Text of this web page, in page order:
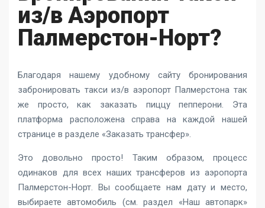
из/в Аэропорт
Палмерстон-Норт?
Благодаря нашему удобному сайту бронирования
забронировать такси из/в аэропорт Палмерстона так
же просто, как заказать пиццу пепперони. Эта
платформа расположена справа на каждой нашей
странице в разделе «Заказать трансфер».
Это довольно просто! Таким образом, процесс
одинаков для всех наших трансферов из аэропорта
Палмерстон-Норт. Вы сообщаете нам дату и место,
выбираете автомобиль (см. раздел «Наш автопарк»